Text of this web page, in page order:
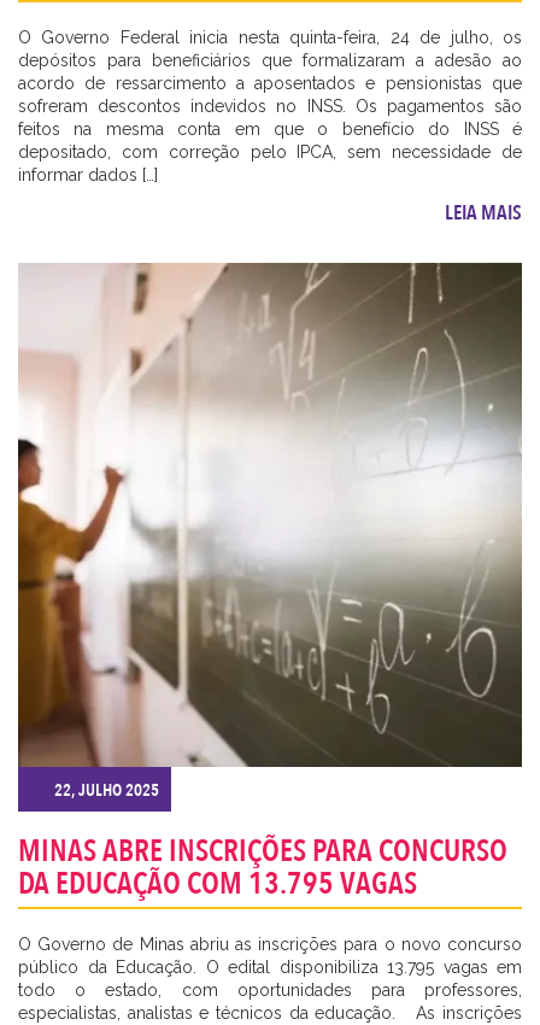
O Governo Federal inicia nesta quinta-feira, 24 de julho, os
depósitos para beneficiários que formalizaram a adesão ao
acordo de ressarcimento a aposentados e pensionistas que
sofreram descontos indevidos no INSS. Os pagamentos são
feitos na mesma conta em que o benefício do INSS é
depositado, com correção pelo IPCA, sem necessidade de
informar dados […]
LEIA MAIS
22, JULHO 2025
MINAS ABRE INSCRIÇÕES PARA CONCURSO
DA EDUCAÇÃO COM 13.795 VAGAS
O Governo de Minas abriu as inscrições para o novo concurso
público da Educação. O edital disponibiliza 13.795 vagas em
todo o estado, com oportunidades para professores,
especialistas, analistas e técnicos da educação. As inscrições